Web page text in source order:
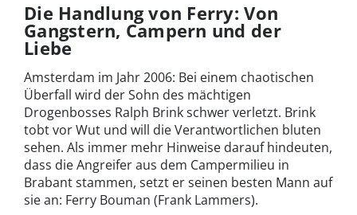
Die Handlung von Ferry: Von
Gangstern, Campern und der
Liebe
Amsterdam im Jahr 2006: Bei einem chaotischen
Überfall wird der Sohn des mächtigen
Drogenbosses Ralph Brink schwer verletzt. Brink
tobt vor Wut und will die Verantwortlichen bluten
sehen. Als immer mehr Hinweise darauf hindeuten,
dass die Angreifer aus dem Campermilieu in
Brabant stammen, setzt er seinen besten Mann auf
sie an: Ferry Bouman (Frank Lammers).